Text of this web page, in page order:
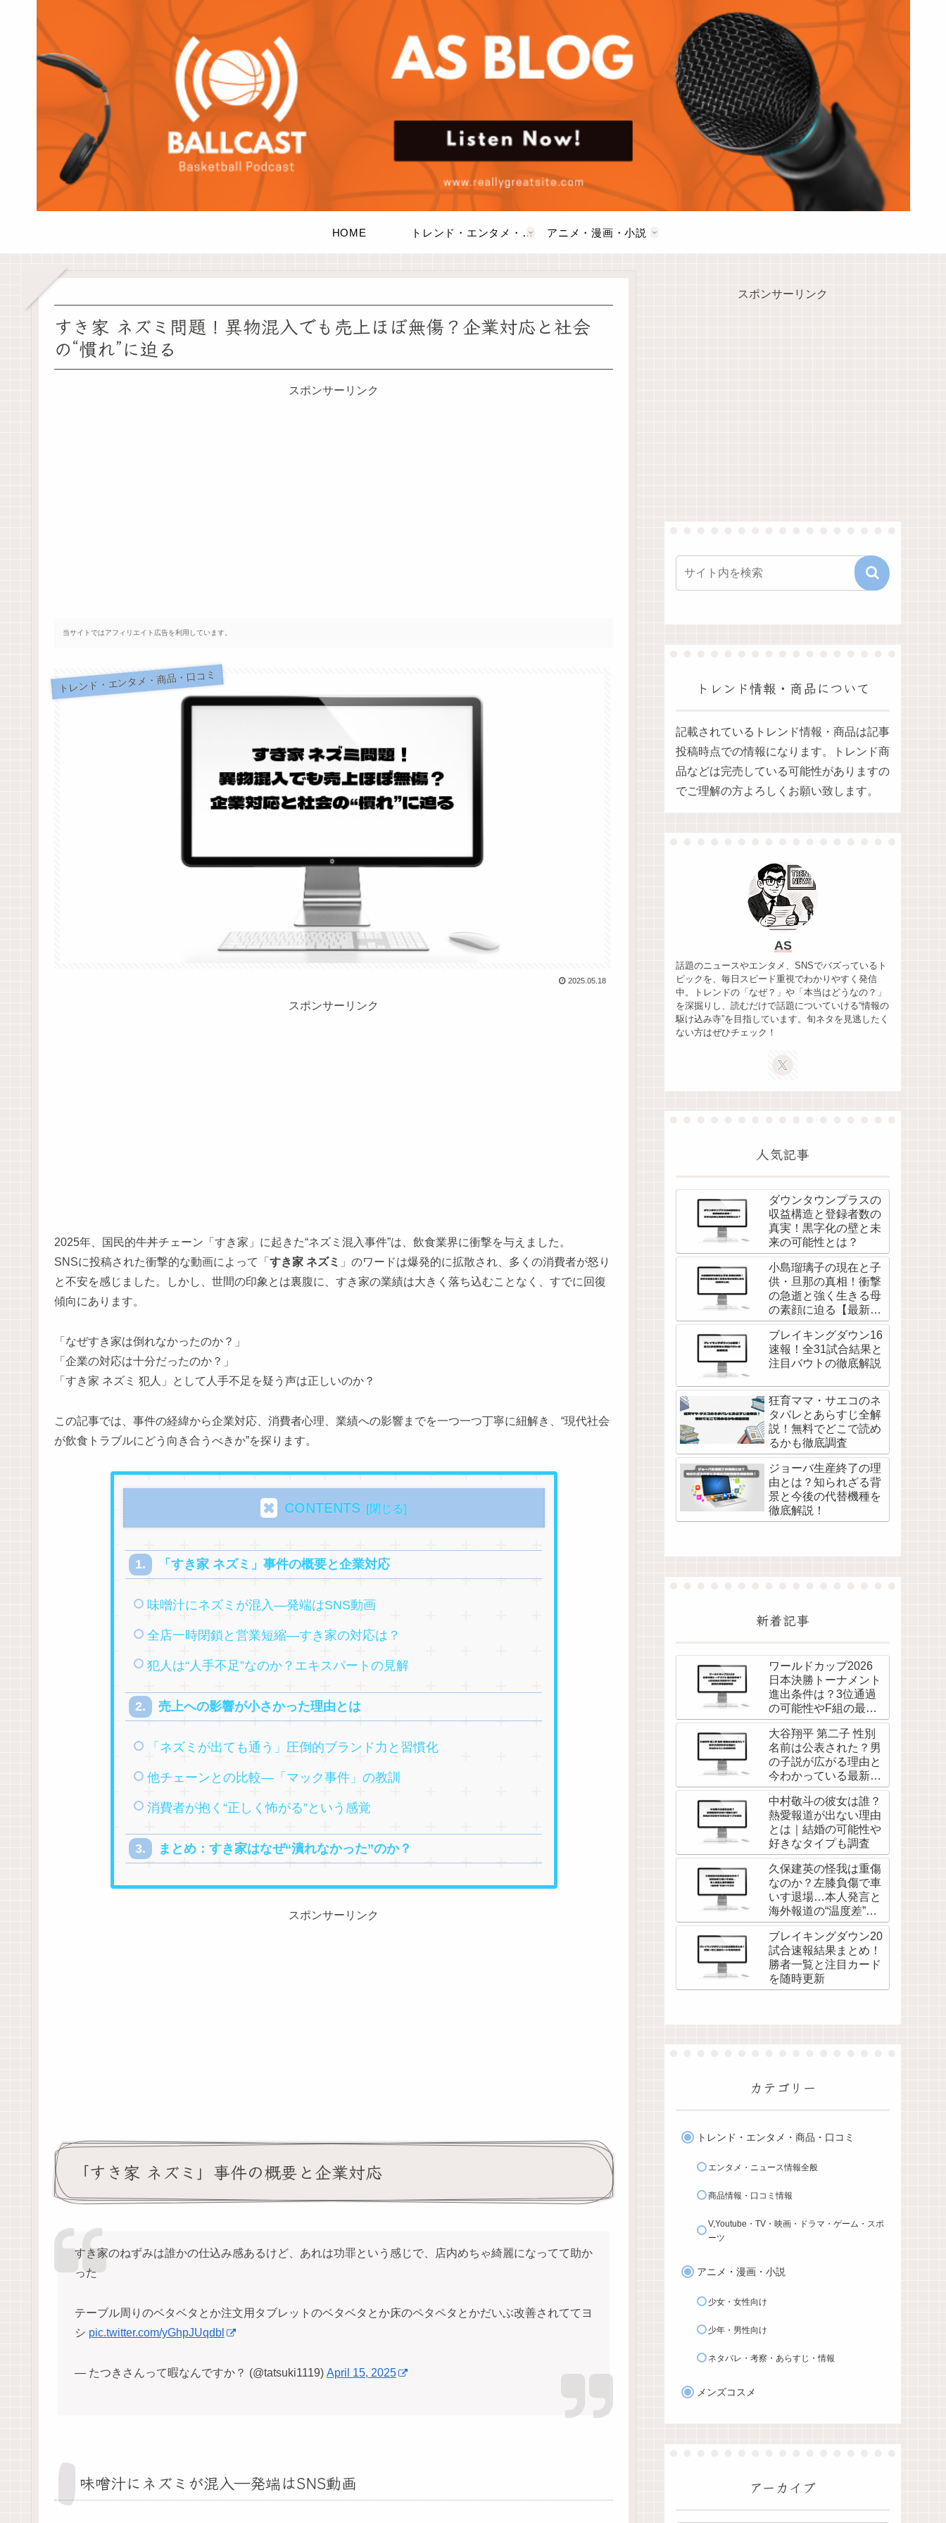
HOME トレンド・エンタメ・商品・口コミ アニメ・漫画・小説
すき家 ネズミ問題！異物混入でも売上ほぼ無傷？企業対応と社会
の“慣れ”に迫る
スポンサーリンク
当サイトではアフィリエイト広告を利用しています。
トレンド・エンタメ・商品・口コミ
2025.05.18
スポンサーリンク
2025年、国民的牛丼チェーン「すき家」に起きた“ネズミ混入事件”は、飲食業界に衝撃を与えました。
SNSに投稿された衝撃的な動画によって「 すき家 ネズミ 」のワードは爆発的に拡散され、多くの消費者が怒り
と不安を感じました。しかし、世間の印象とは裏腹に、すき家の業績は大きく落ち込むことなく、すでに回復
傾向にあります。
「なぜすき家は倒れなかったのか？」
「企業の対応は十分だったのか？」
「すき家 ネズミ 犯人」として人手不足を疑う声は正しいのか？
この記事では、事件の経緯から企業対応、消費者心理、業績への影響までを一つ一つ丁寧に紐解き、“現代社会
が飲食トラブルにどう向き合うべきか”を探ります。
CONTENTS
「すき家 ネズミ」事件の概要と企業対応
味噌汁にネズミが混入―発端はSNS動画
全店一時閉鎖と営業短縮―すき家の対応は？
犯人は“人手不足”なのか？エキスパートの見解
売上への影響が小さかった理由とは
「ネズミが出ても通う」圧倒的ブランド力と習慣化
他チェーンとの比較―「マック事件」の教訓
消費者が抱く“正しく怖がる”という感覚
まとめ：すき家はなぜ“潰れなかった”のか？
スポンサーリンク
「すき家 ネズミ」事件の概要と企業対応
すき家のねずみは誰かの仕込み感あるけど、あれは功罪という感じで、店内めちゃ綺麗になってて助か
った
テーブル周りのベタベタとか注文用タブレットのベタベタとか床のペタペタとかだいぶ改善されててヨ
シ pic.twitter.com/yGhpJUqdbl
— たつきさんって暇なんですか？ (@tatsuki1119) April 15, 2025
味噌汁にネズミが混入―発端はSNS動画
スポンサーリンク
トレンド情報・商品について
記載されているトレンド情報・商品は記事
投稿時点での情報になります。トレンド商
品などは完売している可能性がありますの
でご理解の方よろしくお願い致します。
AS
話題のニュースやエンタメ、SNSでバズっているト
ピックを、毎日スピード重視でわかりやすく発信
中。トレンドの「なぜ？」や「本当はどうなの？」
を深掘りし、読むだけで話題についていける“情報の
駆け込み寺”を目指しています。旬ネタを見逃したく
ない方はぜひチェック！
人気記事
ダウンタウンプラスの
収益構造と登録者数の
真実！黒字化の壁と未
来の可能性とは？
小島瑠璃子の現在と子
供・旦那の真相！衝撃
の急逝と強く生きる母
の素顔に迫る【最新ま
とめ】
ブレイキングダウン16
速報！全31試合結果と
注目バウトの徹底解説
狂育ママ・サエコのネ
タバレとあらすじ全解
説！無料でどこで読め
るかも徹底調査
ジョーバ生産終了の理
由とは？知られざる背
景と今後の代替機種を
徹底解説！
新着記事
ワールドカップ2026
日本決勝トーナメント
進出条件は？3位通過
の可能性やF組の最新
状況を徹底解説
大谷翔平 第二子 性別
名前は公表された？男
の子説が広がる理由と
今わかっている最新情
報
中村敬斗の彼女は誰？
熱愛報道が出ない理由
とは｜結婚の可能性や
好きなタイプも調査
久保建英の怪我は重傷
なのか？左膝負傷で車
いす退場…本人発言と
海外報道の“温度差”を
調べてみた
ブレイキングダウン20
試合速報結果まとめ！
勝者一覧と注目カード
を随時更新
カテゴリー
トレンド・エンタメ・商品・口コミ
エンタメ・ニュース情報全般
商品情報・口コミ情報
V,Youtube・TV・映画・ドラマ・ゲーム・スポ
ーツ
アニメ・漫画・小説
少女・女性向け
少年・男性向け
ネタバレ・考察・あらすじ・情報
メンズコスメ
アーカイブ